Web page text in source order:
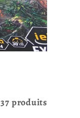
37 produits